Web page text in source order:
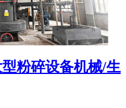
粉碎设备机械/生